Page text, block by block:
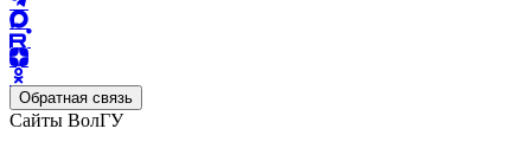
Обратная связь
Сайты ВолГУ